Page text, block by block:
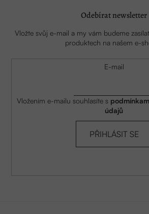
Odebírat newsletter
Vložte svůj e-mail a my vám budeme
produktech na našem e-
E-mail
Vložením e-mailu souhlasíte s
údajů
PŘIHLÁSIT SE